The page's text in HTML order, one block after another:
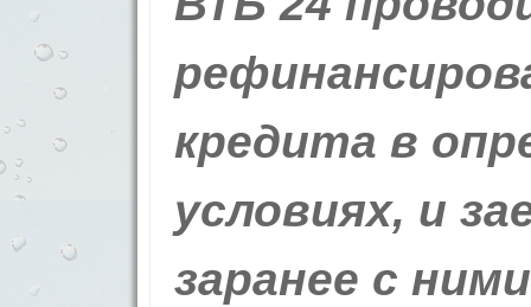
кредита в
условиях, и
заранее с